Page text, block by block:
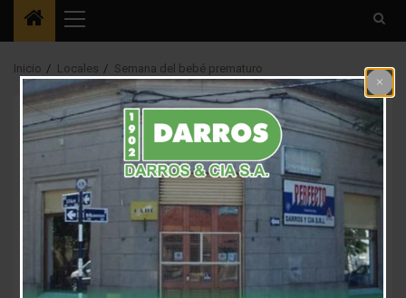
Menú
principal
Inicio Locales Semana del bebé prematuro
Locales
Semana del bebé
prematuro
7 años atrás Fm Alpha